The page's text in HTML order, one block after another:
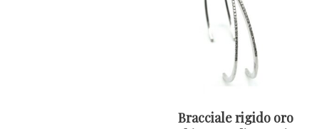
Bracciale rigido oro